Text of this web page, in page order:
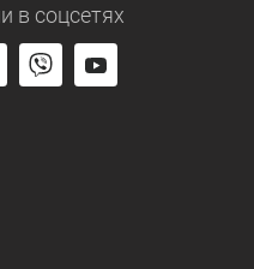
в соцсетях